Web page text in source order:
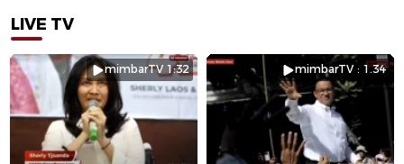
LIVE TV
mimbarTV 1:32 mimbarTV : 1.34